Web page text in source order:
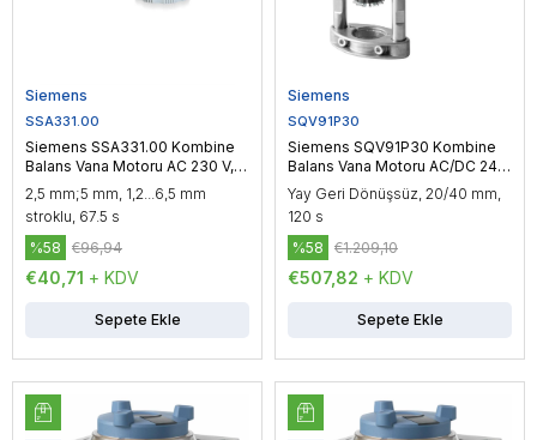
Siemens
SSA331.00
Siemens SSA331.00 Kombine
Balans Vana Motoru AC 230 V,
3P, Yüzer Kontrol, 100 N
2,5 mm;5 mm, 1,2...6,5 mm
stroklu, 67.5 s
€40,71 + KDV
%58 €96,94
Sepete Ekle
Siemens
SQV91P30
Siemens SQV91P30 Kombine
Balans Vana Motoru AC/DC 24
V, 3P / DC 0…10 V / DC 4…20
mA, 1100 N
Yay Geri Dönüşsüz, 20/40 mm,
120 s
€507,82 + KDV
%58 €1.209,10
Sepete Ekle